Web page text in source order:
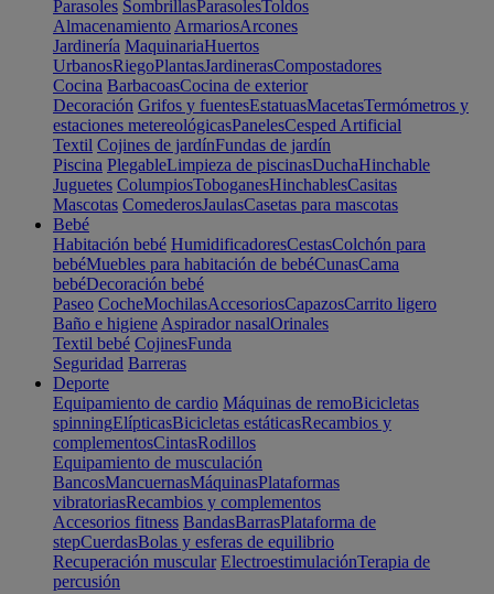
Parasoles SombrillasParasolesToldos
Almacenamiento ArmariosArcones
Jardinería MaquinariaHuertos
UrbanosRiegoPlantasJardinerasCompostadores
Cocina BarbacoasCocina de exterior
Decoración Grifos y fuentesEstatuasMacetasTermómetros y
estaciones metereológicasPanelesCesped Artificial
Textil Cojines de jardínFundas de jardín
Piscina PlegableLimpieza de piscinasDuchaHinchable
Juguetes ColumpiosToboganesHinchablesCasitas
Mascotas ComederosJaulasCasetas para mascotas
Bebé
Habitación bebé HumidificadoresCestasColchón para
bebéMuebles para habitación de bebéCunasCama
bebéDecoración bebé
Paseo CocheMochilasAccesoriosCapazosCarrito ligero
Baño e higiene Aspirador nasalOrinales
Textil bebé CojinesFunda
Seguridad Barreras
Deporte
Equipamiento de cardio Máquinas de remoBicicletas
spinningElípticasBicicletas estáticasRecambios y
complementosCintasRodillos
Equipamiento de musculación
BancosMancuernasMáquinasPlataformas
vibratoriasRecambios y complementos
Accesorios fitness BandasBarrasPlataforma de
stepCuerdasBolas y esferas de equilibrio
Recuperación muscular ElectroestimulaciónTerapia de
percusión